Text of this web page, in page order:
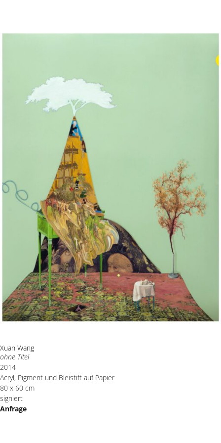
Xuan Wang
ohne Titel
2014
Acryl, Pigment und Bleistift auf Papier
80 x 60 cm
signiert
Anfrage